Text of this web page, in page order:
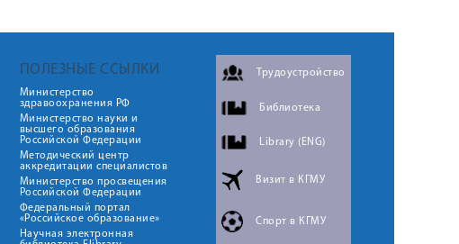
ПОЛЕЗНЫЕ ССЫЛКИ
Министерство
здравоохранения РФ
Министерство науки и
высшего образования
Российской Федерации
Методический центр
аккредитации специалистов
Министерство просвещения
Российской Федерации
Федеральный портал
«Российское образование»
Научная электронная
Трудоустройство
Библиотека
Library (ENG)
Визит в КГМУ
Спорт в КГМУ